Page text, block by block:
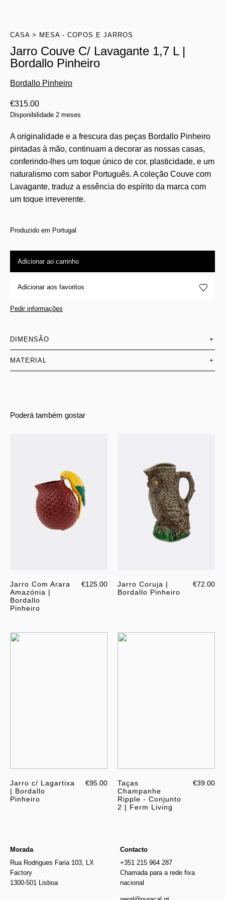
CASA MESA - COPOS E JARROS
Jarro Couve C/ Lavagante 1,7 L |
Bordallo Pinheiro
Bordallo Pinheiro
€315.00
Disponibilidade 2 meses
A originalidade e a frescura das peças Bordallo Pinheiro
pintadas à mão, continuam a decorar as nossas casas,
conferindo-lhes um toque único de cor, plasticidade, e um
naturalismo com sabor Português. A coleção Couve com
Lavagante, traduz a essência do espírito da marca com
um toque irreverente.
Produzido em Portugal
Adicionar ao carrinho
Adicionar aos favoritos
Pedir informações
DIMENSÃO +
MATERIAL +
Poderá também gostar
Jarro Com Arara
Amazónia |
Bordallo
Pinheiro
€125.00
Jarro Coruja |
Bordallo Pinheiro
€72.00
Jarro c/ Lagartixa
| Bordallo
Pinheiro
€95.00
Taças
Champanhe
Ripple - Conjunto
2 | Ferm Living
€39.00
Morada
Rua Rodrigues Faria 103, LX
Factory
1300-501 Lisboa
Contacto
+351 215 964 287
Chamada para a rede fixa
nacional